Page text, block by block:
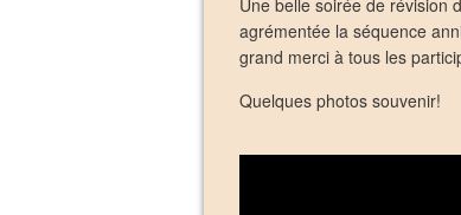
Une belle soirée de révision
agrémentée la séquence
grand merci à tous les
Quelques photos souvenir!